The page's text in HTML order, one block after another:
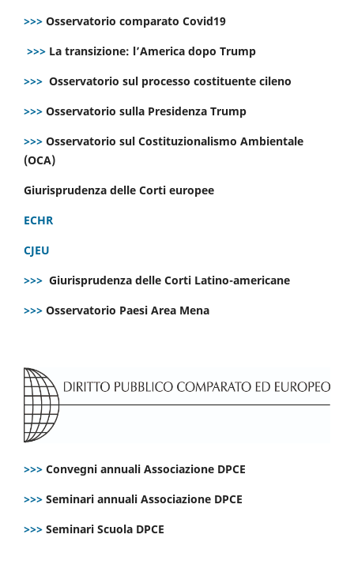
>>> Osservatorio comparato Covid19
>>> La transizione: l’America dopo Trump
>>> Osservatorio sul processo costituente cileno
>>> Osservatorio sulla Presidenza Trump
>>> Osservatorio sul Costituzionalismo Ambientale
(OCA)
Giurisprudenza delle Corti europee
ECHR
CJEU
>>> Giurisprudenza delle Corti Latino-americane
>>> Osservatorio Paesi Area Mena
>>> Convegni annuali Associazione DPCE
>>> Seminari annuali Associazione DPCE
>>> Seminari Scuola DPCE